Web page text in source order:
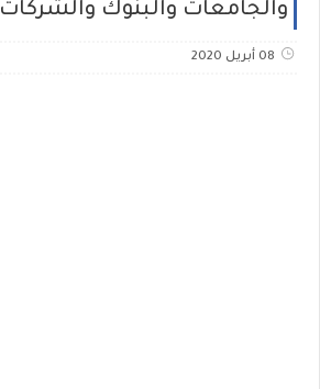
والجامعات والبنوك والشركات
08 أبريل 2020